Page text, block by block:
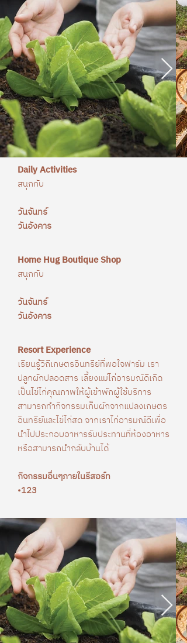
Daily Activities
สนุกกับ
วันจันทร์
วันอังคาร
Home Hug Boutique Shop
สนุกกับ
วันจันทร์
วันอังคาร
Resort Experience
เรียนรู้วิถีเกษตรอินทรีย์ที่พอใจฟาร์ม เรา
ปลูกผักปลอดสาร เลี้ยงแม่ไก่อารมณ์ดีเกิด
เป็นไข่ไก่คุณภาพให้ผู้เข้าพักผู้ใช้บริการ
สามารถทำกิจกรรมเก็บผักจากแปลงเกษตร
อินทรีย์และไข่ไก่สด จากเราไก่อารมณ์ดีเพื่อ
นำไปประกอบอาหารรับประทานที่ห้องอาหาร
หรือสามารถนำกลับบ้านได้
กิจกรรมอื่นๆภายในรีสอร์ท
•123